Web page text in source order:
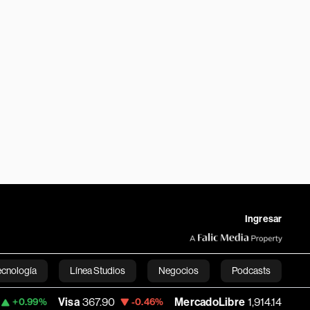
Ingresar
Línea Studios Negocios Podcasts
English
Visa 367.90 -0.46% MercadoLibre 1,914.14 +1.27%